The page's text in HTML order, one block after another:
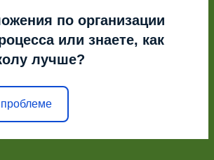
по организации
или знаете, как
лучше?